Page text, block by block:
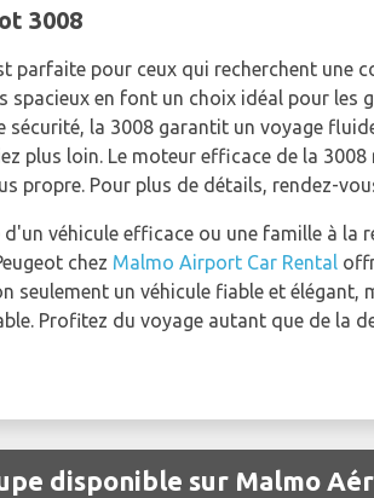
3008
parfaite pour ceux qui recherchent une
spacieux en font un choix idéal pour les
la 3008 garantit un voyage
plus loin. Le moteur efficace de la 3008
propre. Pour plus de détails, rendez-
véhicule efficace ou une famille à la
chez Malmo Airport Car Rental
seulement un véhicule fiable et élégant,
Profitez du voyage autant que de la
disponible sur Malmo